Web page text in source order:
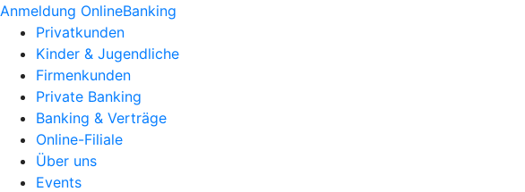
Anmeldung OnlineBanking
Privatkunden
Kinder & Jugendliche
Firmenkunden
Private Banking
Banking & Verträge
Online-Filiale
Über uns
Events